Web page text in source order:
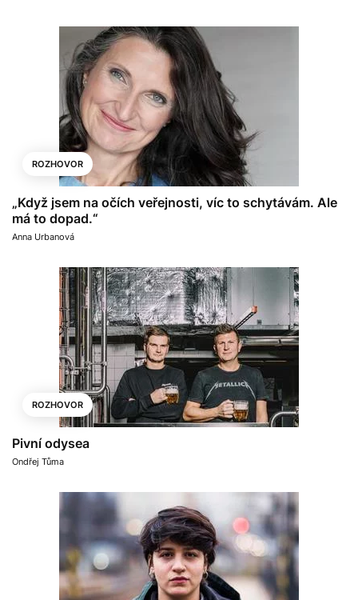
ROZHOVOR
„Když jsem na očích veřejnosti, víc to schytávám. Ale
má to dopad.“
Anna Urbanová
ROZHOVOR
Pivní odysea
Ondřej Tůma